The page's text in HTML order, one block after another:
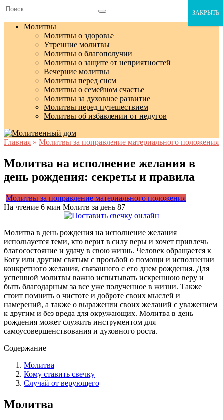
Перейти
к
содержанию
Search
for:
Молитвы
Молитвы о здоровье
Утренние молитвы
Молитвы о благополучии
Молитвы о защите от неприятностей
Вечерние молитвы
Молитвы перед сном
Молитвы о семейном счастье
Молитвы за духовное развитие
Молитвы перед путешествием
Молитвы об избавлении от недугов
Главная » Молитвы за поправление материального положения
Молитва на исполнение желания в
день рождения: секреты и правила
Молитвы за поправление материального положения
На чтение 6 мин Молитв за день 87
Молитва в день рождения на исполнение желания
используется теми, кто верит в силу веры и хочет привлечь
благосостояние и удачу в свою жизнь. Человек обращается к
Богу или другим святым с просьбой о помощи и исполнении
конкретного желания, связанного с его днем рождения. Для
успешной молитвы важно испытывать искреннюю веру и
быть благодарным за все уже полученное в жизни. Также
стоит помнить о чистоте и доброте своих мыслей и
намерений, а также о выражении своих желаний с уважением
к другим и без вреда для окружающих. Молитва в день
рождения может служить инструментом для
самоусовершенствования и духовного роста.
Содержание
Молитва
Кому ставить свечку
Случай от верующего
Молитва
ЗАКРЫТЬ